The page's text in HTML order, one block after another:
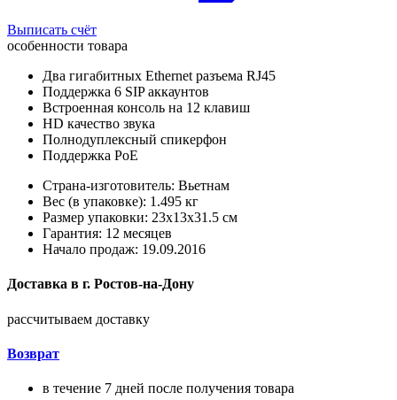
Выписать счёт
особенности товара
Два гигабитных Ethernet разъема RJ45
Поддержка 6 SIP аккаунтов
Встроенная консоль на 12 клавиш
HD качество звука
Полнодуплексный спикерфон
Поддержка PoE
Страна-изготовитель: Вьетнам
Вес (в упаковке): 1.495 кг
Размер упаковки: 23x13x31.5 см
Гарантия: 12 месяцев
Начало продаж: 19.09.2016
Доставка в г. Ростов-на-Дону
рассчитываем доставку
Возврат
в течение 7 дней после получения товара